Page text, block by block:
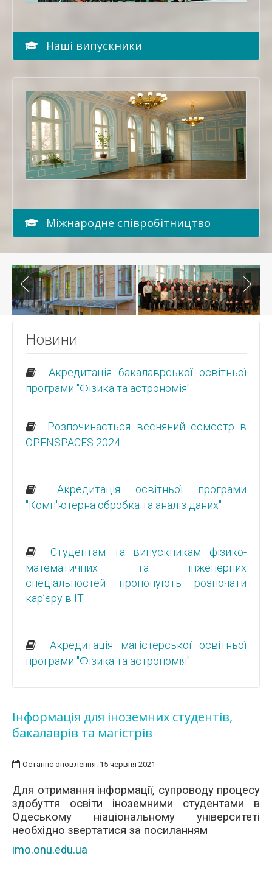
Наші випускники
Міжнародне співробітництво
Новини
Акредитація бакалаврської освітньої
програми "Фізика та астрономія".
Розпочинається весняний семестр в
OPENSPACES 2024
Акредитація освітньої програми
"Комп'ютерна обробка та аналіз даних"
Студентам та випускникам фізико-
математичних та інженерних
спеціальностей пропонують розпочати
кар’єру в IT
Акредитація магістерської освітньої
програми "Фізика та астрономія"
Інформація для іноземних студентів,
бакалаврів та магістрів
Останнє оновлення: 15 червня 2021
Для отримання інформації, супроводу процесу
здобуття освіти іноземними студентами в
Одеському ніаціональному університеті
необхідно звертатися за посиланням
imo.onu.edu.ua